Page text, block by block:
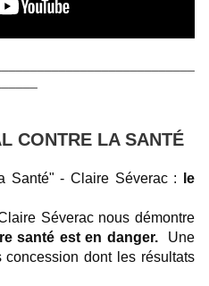
CONTRE LA SANTÉ
Santé" - Claire Séverac :
le
Séverac nous démontre
santé est en danger.Une
dont les résultats